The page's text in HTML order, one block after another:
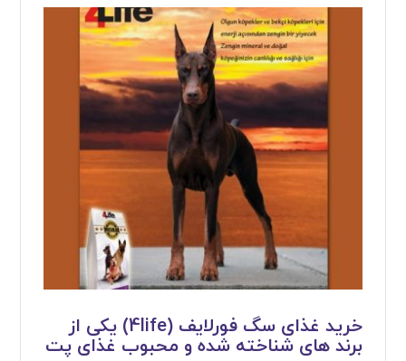
خرید غذای سگ فورلایف (4life) یکی از
برند های شناخته شده و محبوب غذای پت